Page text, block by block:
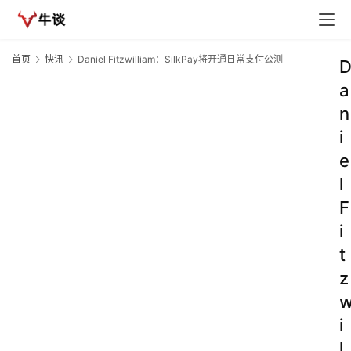
首页 快讯 Daniel Fitzwilliam：SilkPay将开通日常支付公测
D
a
n
i
e
l
F
i
t
z
i